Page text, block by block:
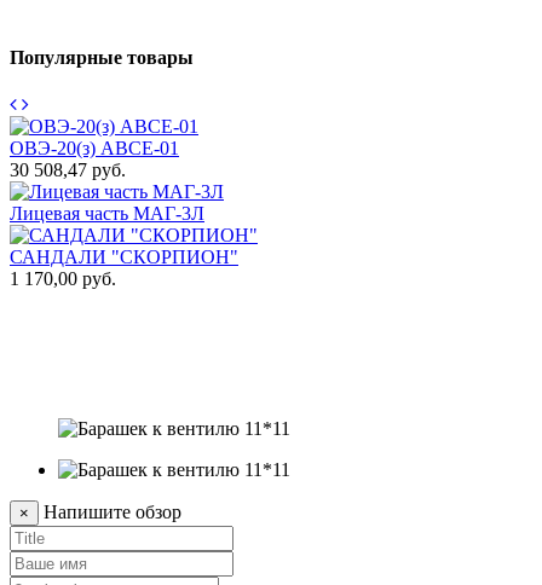
Популярные товары
ОВЭ-20(з) АВCЕ-01
30 508,47 руб.
Лицевая часть МАГ-3Л
САНДАЛИ "СКОРПИОН"
1 170,00 руб.
× Напишите обзор